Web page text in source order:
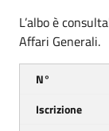
L’albo è
Affari Generali.
N°
Iscrizione